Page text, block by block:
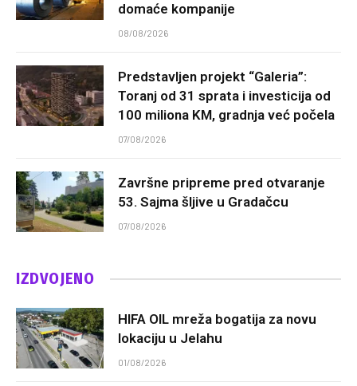
domaće kompanije
08/08/2026
Predstavljen projekt “Galeria”:
Toranj od 31 sprata i investicija od
100 miliona KM, gradnja već počela
07/08/2026
Završne pripreme pred otvaranje
53. Sajma šljive u Gradačcu
07/08/2026
IZDVOJENO
HIFA OIL mreža bogatija za novu
lokaciju u Jelahu
01/08/2026